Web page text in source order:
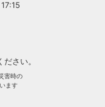
ださい。
害時の
ます